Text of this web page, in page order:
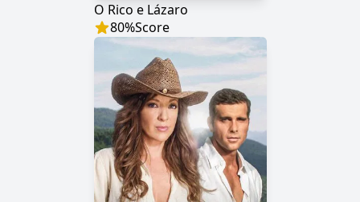
O Rico e Lázaro
80%Score